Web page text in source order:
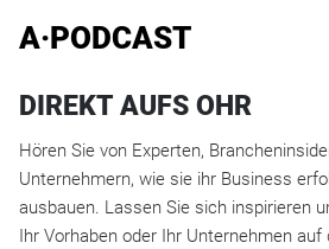
A·PODCAST
DIREKT AUFS OHR
Hören Sie von Experten,
Unternehmern, wie sie ihr Business
ausbauen. Lassen Sie sich inspirieren
Ihr Vorhaben oder Ihr Unternehmen auf